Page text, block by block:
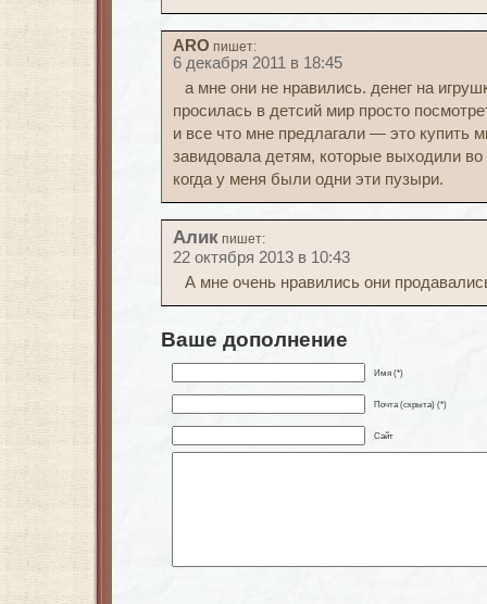
ARO пишет:
6 декабря 2011 в 18:45
а мне они не нравились. денег на
просилась в детсий мир просто
и все что мне предлагали — это купить
завидовала детям, которые выходили
когда у меня были одни эти пузыри.
Алик пишет:
22 октября 2013 в 10:43
А мне очень нравились они
Ваше дополнение
Имя (*)
Почта (скрыта) (*)
Сайт